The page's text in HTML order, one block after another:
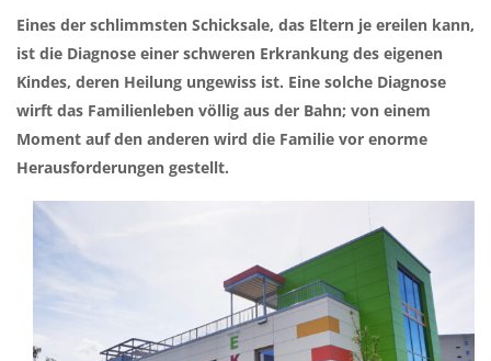
Eines der schlimmsten Schicksale, das Eltern je ereilen kann,
ist die Diagnose einer schweren Erkrankung des eigenen
Kindes, deren Heilung ungewiss ist. Eine solche Diagnose
wirft das Familienleben völlig aus der Bahn; von einem
Moment auf den anderen wird die Familie vor enorme
Herausforderungen gestellt.